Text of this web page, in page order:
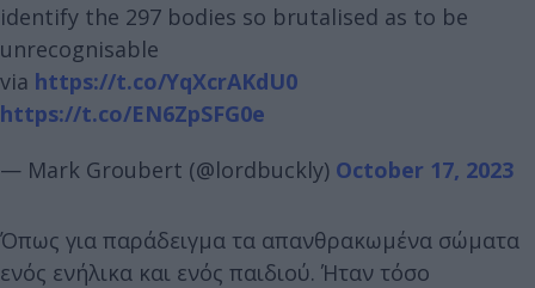
identify the 297 bodies so brutalised as to be
unrecognisable
via https://t.co/YqXcrAKdU0
https://t.co/EN6ZpSFG0e
— Mark Groubert (@lordbuckly) October 17, 2023
Όπως για παράδειγμα τα απανθρακωμένα σώματα
ενός ενήλικα και ενός παιδιού. Ήταν τόσο